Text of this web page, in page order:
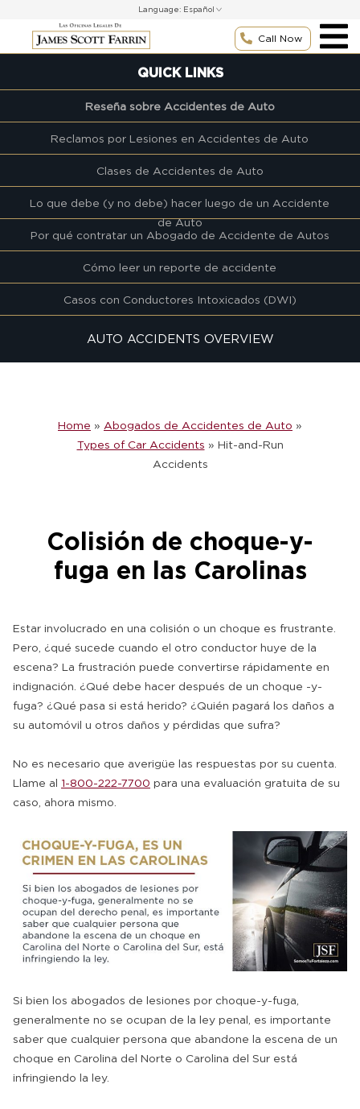
content
Language:
Call Now
QUICK LINKS
Reseña sobre Accidentes de Auto
Reclamos por Lesiones en Accidentes de Auto
Clases de Accidentes de Auto
Lo que debe (y no debe) hacer luego de un Accidente
de Auto
Por qué contratar un Abogado de Accidente de Autos
Cómo leer un reporte de accidente
Casos con Conductores Intoxicados (DWI)
AUTO ACCIDENTS OVERVIEW
Home » Abogados de Accidentes de Auto »
Types of Car Accidents » Hit-and-Run
Accidents
Colisión de choque-y-
fuga en las Carolinas
Estar involucrado en una colisión o un choque es frustrante.
Pero, ¿qué sucede cuando el otro conductor huye de la
escena? La frustración puede convertirse rápidamente en
indignación. ¿Qué debe hacer después de un choque -y-
fuga? ¿Qué pasa si está herido? ¿Quién pagará los daños a
su automóvil u otros daños y pérdidas que sufra?
No es necesario que averigüe las respuestas por su cuenta.
Llame al 1-800-222-7700 para una evaluación gratuita de su
caso, ahora mismo.
Si bien los abogados de lesiones por choque-y-fuga,
generalmente no se ocupan de la ley penal, es importante
saber que cualquier persona que abandone la escena de un
choque en Carolina del Norte o Carolina del Sur está
infringiendo la ley.